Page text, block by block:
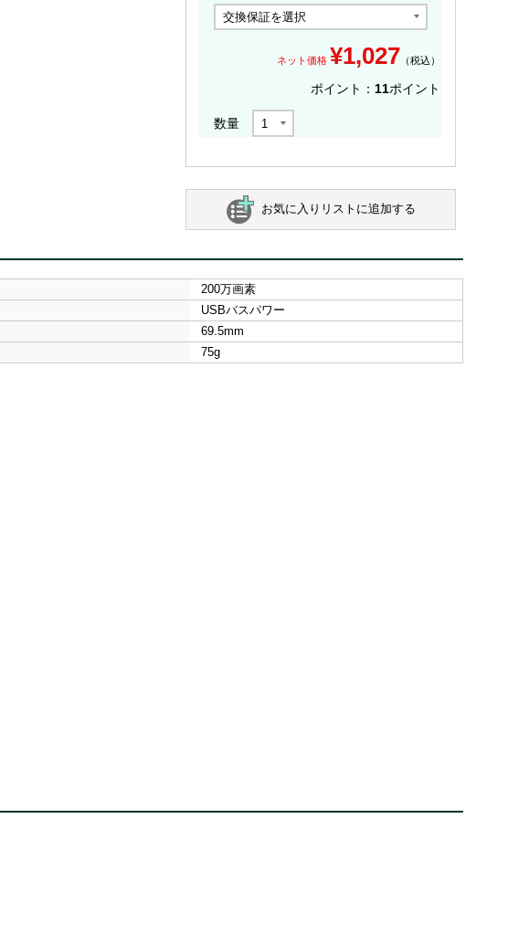
ネット価格 ¥1,027 （税込）
ポイント： 11ポイント
数量
お気に入りリストに追加する
200万画素
USBバスパワー
69.5mm
75g